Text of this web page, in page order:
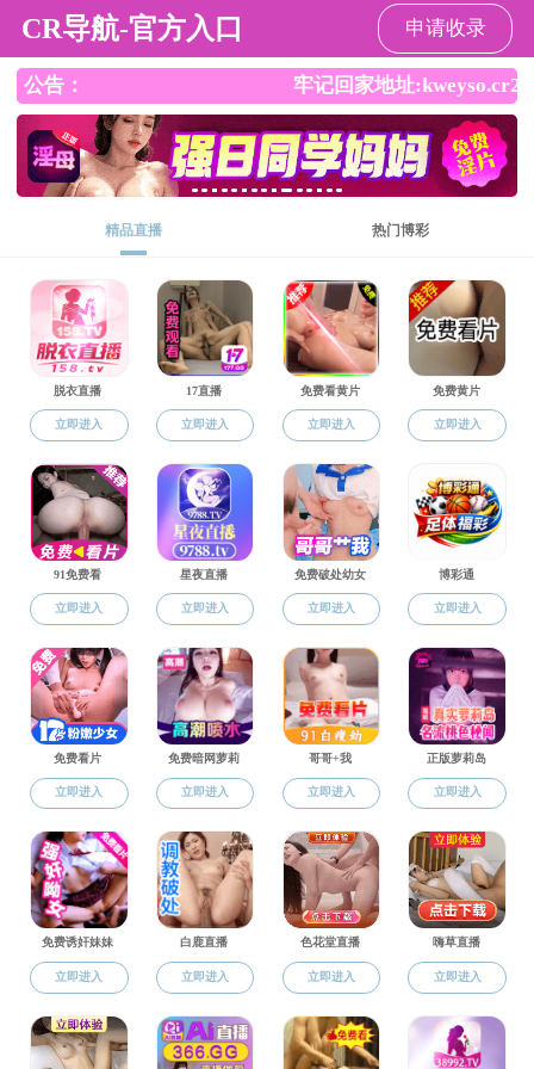
杏吧
杏吧概况 本科生教育
党建思政
思政建设
组织机构
党建动态
党务材料
党员积分管理
党建